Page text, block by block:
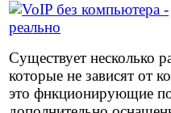
Существует несколько
которые не зависят от
это фнкционирующие